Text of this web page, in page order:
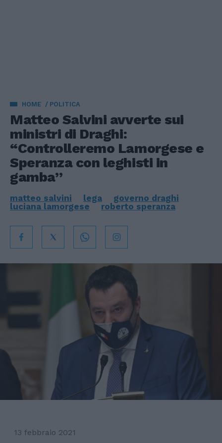
HOME POLITICA
Matteo Salvini avverte sui
ministri di Draghi:
“Controlleremo Lamorgese e
Speranza con leghisti in
gamba”
matteo salvini lega
governo draghi
luciana lamorgese
roberto speranza
13 febbraio 2021